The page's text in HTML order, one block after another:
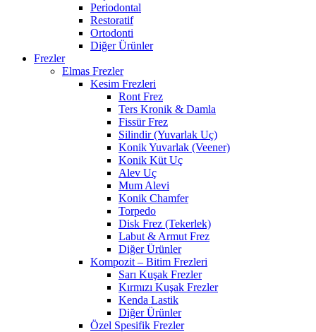
Periodontal
Restoratif
Ortodonti
Diğer Ürünler
Frezler
Elmas Frezler
Kesim Frezleri
Ront Frez
Ters Kronik & Damla
Fissür Frez
Silindir (Yuvarlak Uç)
Konik Yuvarlak (Veener)
Konik Küt Uç
Alev Uç
Mum Alevi
Konik Chamfer
Torpedo
Disk Frez (Tekerlek)
Labut & Armut Frez
Diğer Ürünler
Kompozit – Bitim Frezleri
Sarı Kuşak Frezler
Kırmızı Kuşak Frezler
Kenda Lastik
Diğer Ürünler
Özel Spesifik Frezler